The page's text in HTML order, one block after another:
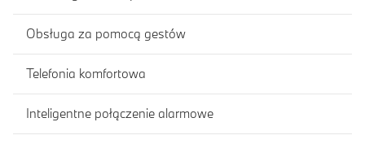
Obsługa za pomocą gestów
Telefonia komfortowa
Inteligentne połączenie alarmowe